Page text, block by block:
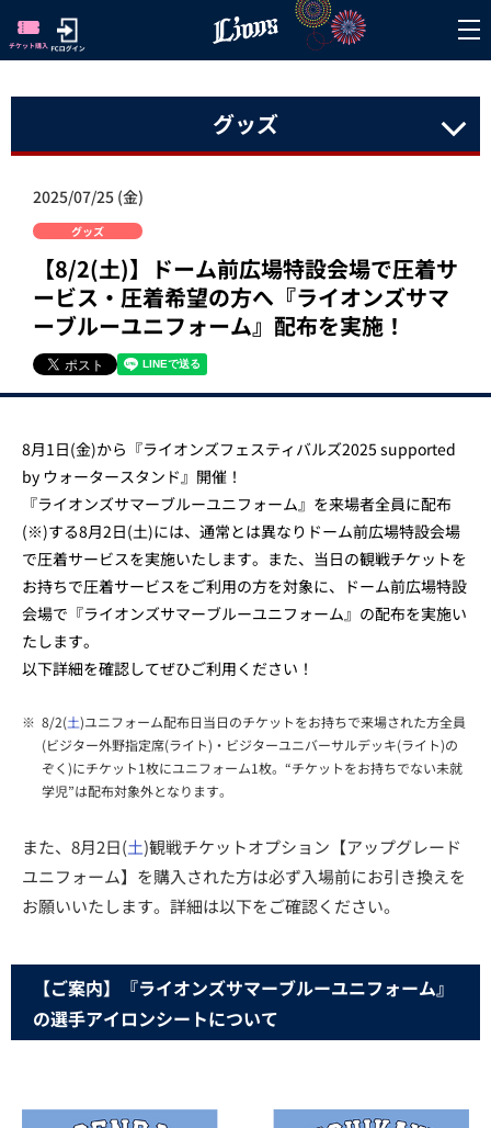
グッズ
2025/07/25 (金)
グッズ
【8/2(土)】ドーム前広場特設会場で圧着サ
ービス・圧着希望の方へ『ライオンズサマ
ーブルーユニフォーム』配布を実施！
8月1日(金)から『ライオンズフェスティバルズ2025 supported
by ウォータースタンド』開催！
『ライオンズサマーブルーユニフォーム』を来場者全員に配布
(※)する8月2日(土)には、通常とは異なりドーム前広場特設会場
で圧着サービスを実施いたします。また、当日の観戦チケットを
お持ちで圧着サービスをご利用の方を対象に、ドーム前広場特設
会場で『ライオンズサマーブルーユニフォーム』の配布を実施い
たします。
以下詳細を確認してぜひご利用ください！
※ 8/2(土)ユニフォーム配布日当日のチケットをお持ちで来場された方全員
(ビジター外野指定席(ライト)・ビジターユニバーサルデッキ(ライト)の
ぞく)にチケット1枚にユニフォーム1枚。“チケットをお持ちでない未就
学児”は配布対象外となります。
また、8月2日(土)観戦チケットオプション【アップグレード
ユニフォーム】を購入された方は必ず入場前にお引き換えを
お願いいたします。詳細は以下をご確認ください。
【ご案内】『ライオンズサマーブルーユニフォーム』
の選手アイロンシートについて